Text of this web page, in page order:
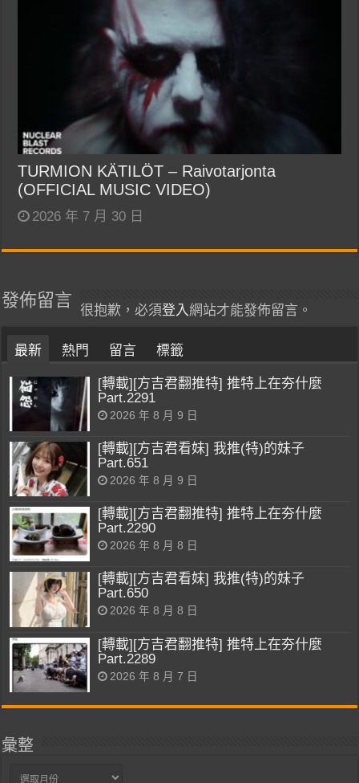
TURMION KÄTILÖT – Raivotarjonta
(OFFICIAL MUSIC VIDEO)
2026 年 7 月 30 日
發佈留言
很抱歉，必須登入網站才能發佈留言。
最新 熱門 留言 標籤
[轉載][方吉君翻推特] 推特上在夯什麼
Part.2291
2026 年 8 月 9 日
[轉載][方吉君看妹] 我推(特)的妹子
Part.651
2026 年 8 月 9 日
[轉載][方吉君翻推特] 推特上在夯什麼
Part.2290
2026 年 8 月 8 日
[轉載][方吉君看妹] 我推(特)的妹子
Part.650
2026 年 8 月 8 日
[轉載][方吉君翻推特] 推特上在夯什麼
Part.2289
2026 年 8 月 7 日
彙整
彙